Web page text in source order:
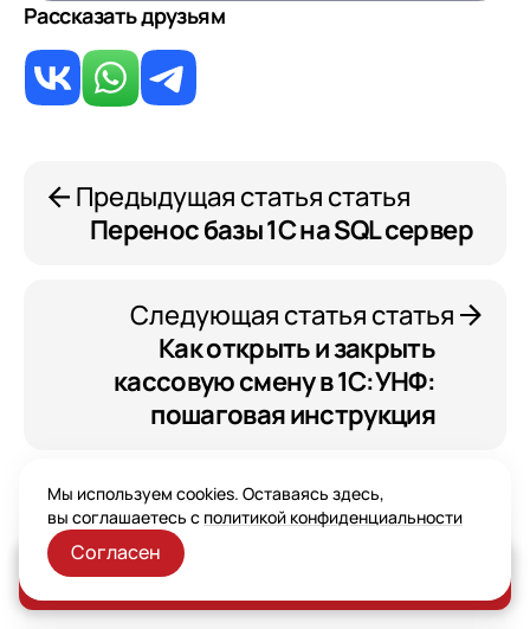
Рассказать друзьям
Предыдущая статья статья
Перенос базы 1С на SQL сервер
Следующая статья статья
Как открыть и закрыть
кассовую смену в 1С:УНФ:
пошаговая инструкция
Читайте также
Заказать консультацию
Мы используем cookies. Оставаясь здесь,
вы соглашаетесь с политикой конфиденциальности
Согласен